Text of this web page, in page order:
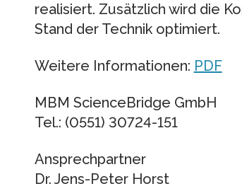
realisiert. Zusätzlich wird die
Stand der Technik optimiert.
Weitere Informationen: PDF
MBM ScienceBridge GmbH
Tel.: (0551) 30724-151
Ansprechpartner
Dr. Jens-Peter Horst